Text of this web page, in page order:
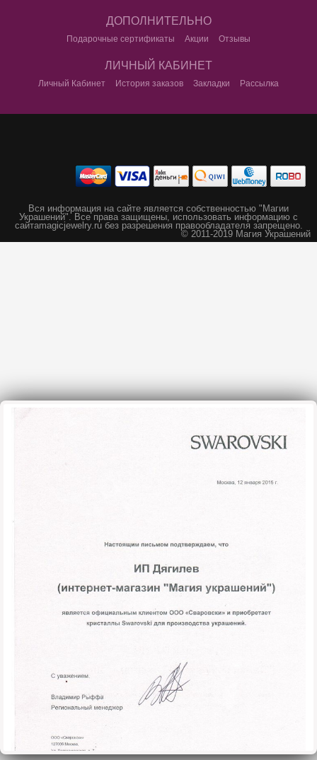
ДОПОЛНИТЕЛЬНО
Подарочные сертификаты Акции Отзывы
ЛИЧНЫЙ КАБИНЕТ
Личный Кабинет История заказов Закладки Рассылка
Вся информация на сайте является собственностью "Магии
Украшений". Все права защищены, использовать информацию с
сайтаmagicjewelry.ru без разрешения правообладателя запрещено.
© 2011-2019 Магия Украшений